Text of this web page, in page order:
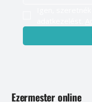
Ezermester online